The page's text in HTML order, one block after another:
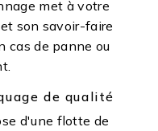
met à votre
son savoir-faire
cas de panne ou
de qualité
d'une flotte de